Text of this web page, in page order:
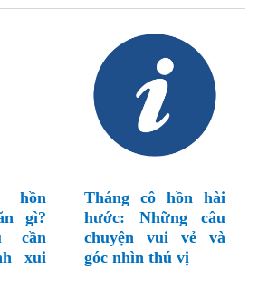
hồn
gì?
cần
xui
Tháng cô hồn hài
hước: Những câu
chuyện vui vẻ và
góc nhìn thú vị